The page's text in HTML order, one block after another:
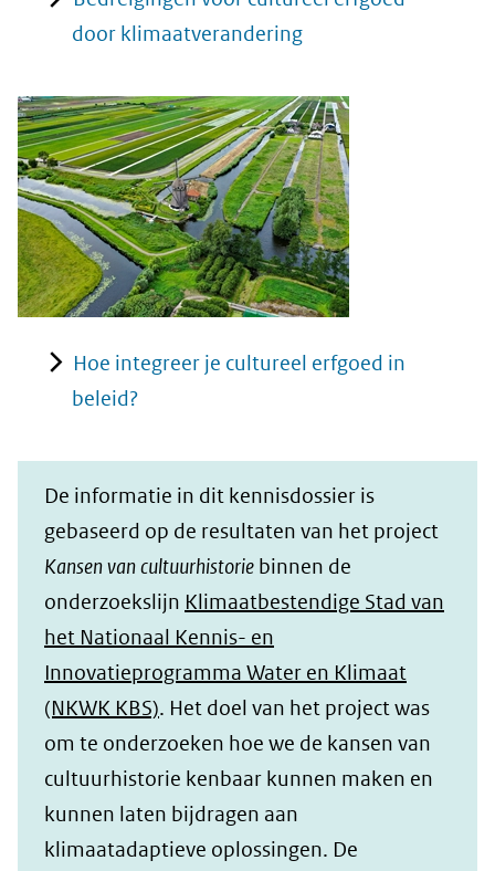
door klimaatverandering
Hoe integreer je cultureel erfgoed in
beleid?
De informatie in dit kennisdossier is
gebaseerd op de resultaten van het project
Kansen van cultuurhistorie binnen de
onderzoekslijn Klimaatbestendige Stad van
het Nationaal Kennis- en
Innovatieprogramma Water en Klimaat
(NKWK KBS). Het doel van het project was
om te onderzoeken hoe we de kansen van
cultuurhistorie kenbaar kunnen maken en
kunnen laten bijdragen aan
klimaatadaptieve oplossingen. De